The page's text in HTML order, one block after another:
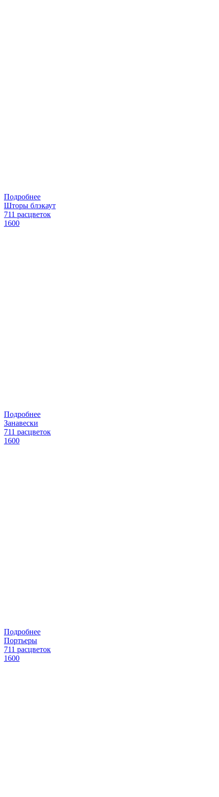
Подробнее
Шторы блэкаут
711 расцветок
1600
Подробнее
Занавески
711 расцветок
1600
Подробнее
Портьеры
711 расцветок
1600